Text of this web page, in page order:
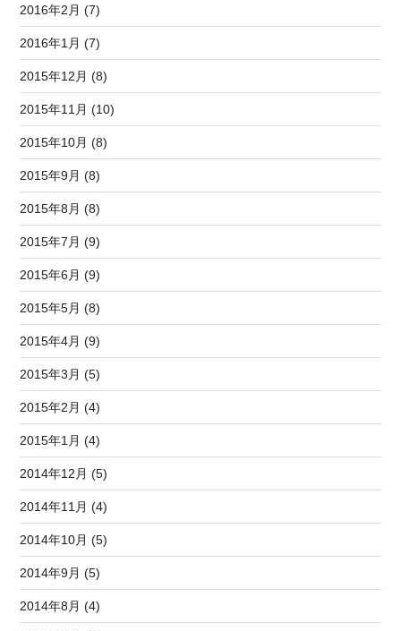
2016年2月 (7)
2016年1月 (7)
2015年12月 (8)
2015年11月 (10)
2015年10月 (8)
2015年9月 (8)
2015年8月 (8)
2015年7月 (9)
2015年6月 (9)
2015年5月 (8)
2015年4月 (9)
2015年3月 (5)
2015年2月 (4)
2015年1月 (4)
2014年12月 (5)
2014年11月 (4)
2014年10月 (5)
2014年9月 (5)
2014年8月 (4)